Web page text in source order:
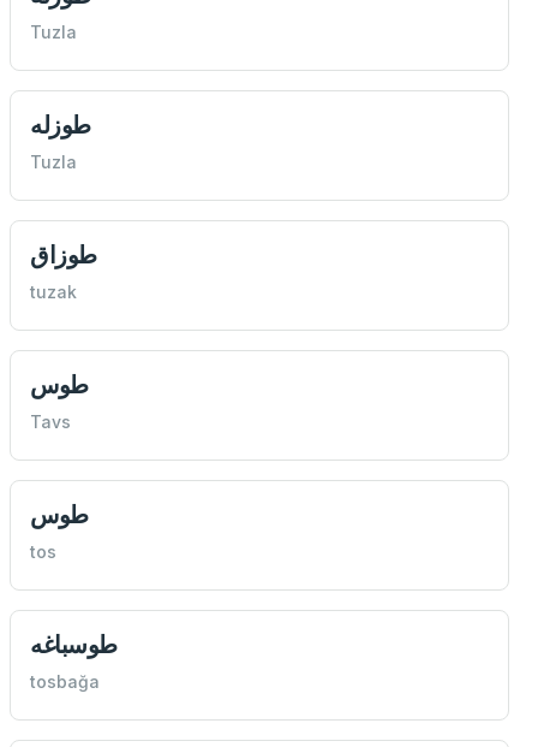
Tuzla
طوزله
Tuzla
طوزاق
tuzak
طوس
Tavs
طوس
tos
طوسباغه
tosbağa